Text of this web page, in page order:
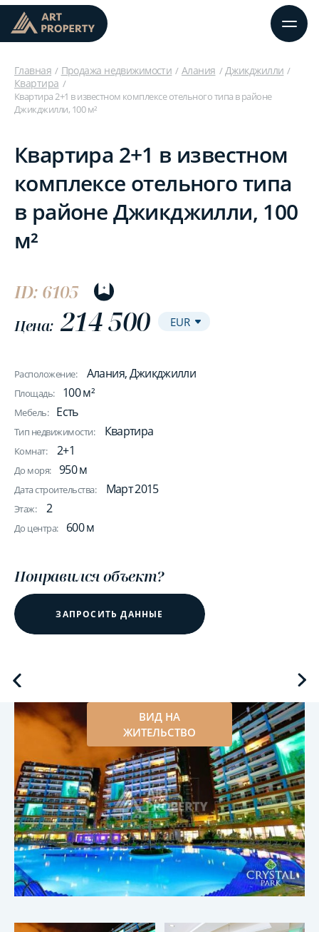
Главная Продажа недвижимости Алания
Джикджилли
Квартира
Квартира 2+1 в известном комплексе отельного типа в районе
Джикджилли, 100 м²
Квартира 2+1 в известном
комплексе отельного типа
в районе Джикджилли, 100
м²
ID: 6105
Цена: 214 500
Расположение: Алания, Джикджилли
Площадь: 100 м²
Мебель: Есть
Тип недвижимости: Квартира
Комнат: 2+1
До моря: 950 м
Дата строительства: Март 2015
Этаж: 2
До центра: 600 м
Понравился объект?
ЗАПРОСИТЬ ДАННЫЕ
ВИД НА
ЖИТЕЛЬСТВО